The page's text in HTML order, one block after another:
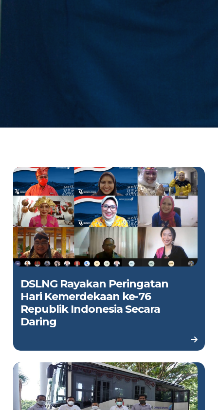
DSLNG Rayakan Peringatan
Hari Kemerdekaan ke-76
Republik Indonesia Secara
Daring